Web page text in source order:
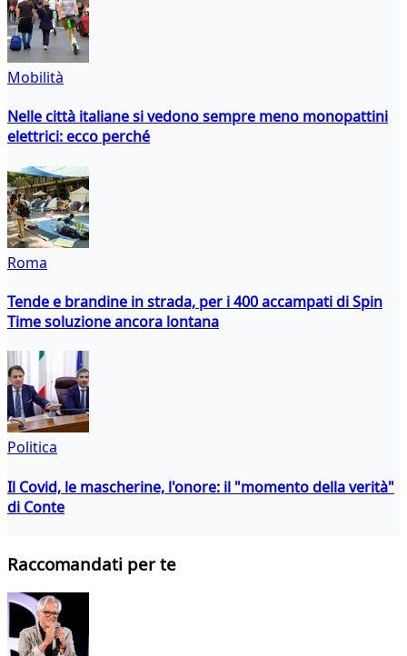
Mobilità
Nelle città italiane si vedono sempre meno monopattini
elettrici: ecco perché
Roma
Tende e brandine in strada, per i 400 accampati di Spin
Time soluzione ancora lontana
Politica
Il Covid, le mascherine, l'onore: il "momento della verità"
di Conte
Raccomandati per te